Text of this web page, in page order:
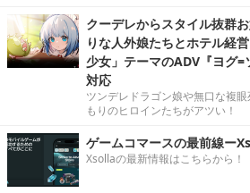
クーデレからスタイル抜群
りな人外娘たちとホテル経
少女」テーマのADV『ヨグ
対応
ツンデレドラゴン娘や無口な複
もりのヒロインたちがアツい！
ゲームコマースの最前線ー
Xsollaの最新情報はこちらから！